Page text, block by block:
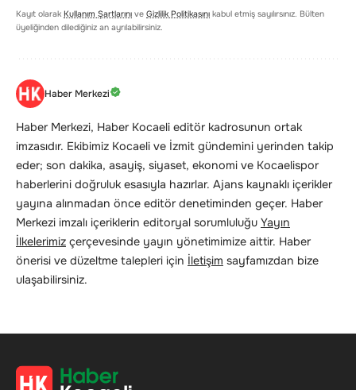
Kayıt olarak Kullanım Şartlarını ve Gizlilik Politikasını kabul etmiş sayılırsınız. Bülten
üyeliğinden dilediğiniz an ayrılabilirsiniz.
Haber Merkezi
Haber Merkezi, Haber Kocaeli editör kadrosunun ortak
imzasıdır. Ekibimiz Kocaeli ve İzmit gündemini yerinden takip
eder; son dakika, asayiş, siyaset, ekonomi ve Kocaelispor
haberlerini doğruluk esasıyla hazırlar. Ajans kaynaklı içerikler
yayına alınmadan önce editör denetiminden geçer. Haber
Merkezi imzalı içeriklerin editoryal sorumluluğu Yayın
İlkelerimiz çerçevesinde yayın yönetimimize aittir. Haber
önerisi ve düzeltme talepleri için İletişim sayfamızdan bize
ulaşabilirsiniz.